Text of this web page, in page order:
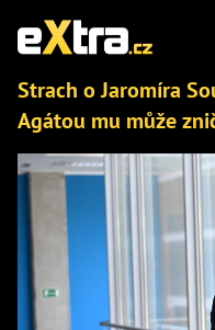
Strach o Jaromíra
Agátou mu může